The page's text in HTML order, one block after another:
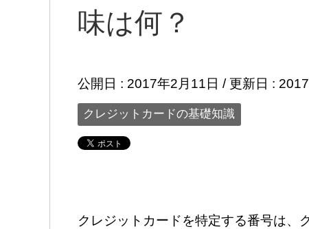
味は何？
公開日 : 2017年2月11日 / 更新日 :
クレジットカードの基礎知識
クレジットカードを特定する番号は、